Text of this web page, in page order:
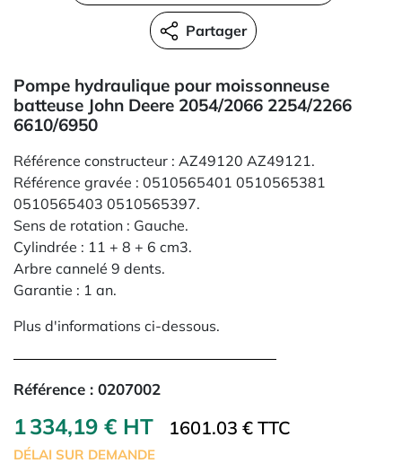
Partager
Pompe hydraulique pour moissonneuse
batteuse John Deere 2054/2066 2254/2266
6610/6950
Référence constructeur : AZ49120 AZ49121.
Référence gravée : 0510565401 0510565381
0510565403 0510565397.
Sens de rotation : Gauche.
Cylindrée : 11 + 8 + 6 cm3.
Arbre cannelé 9 dents.
Garantie : 1 an.
Plus d'informations ci-dessous.
Référence : 0207002
1 334,19 € HT 1601.03 € TTC
DÉLAI SUR DEMANDE